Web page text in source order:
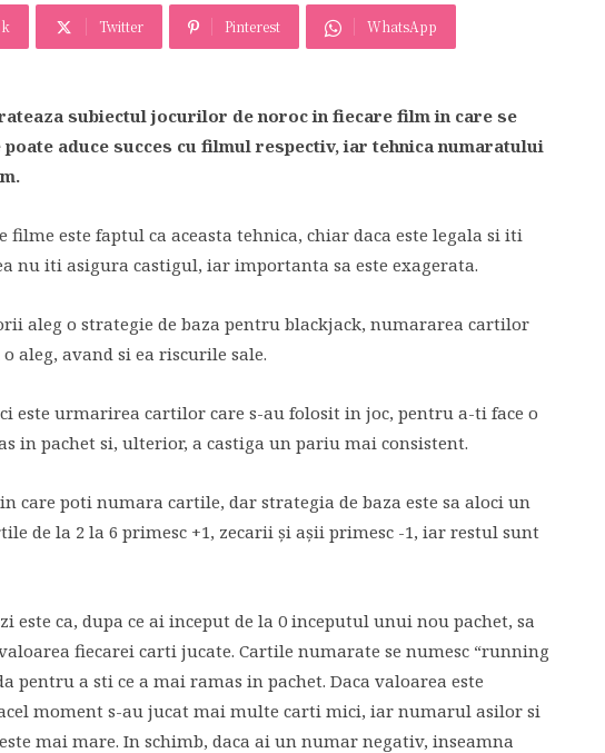
Twitter Pinterest WhatsApp
subiectul jocurilor de noroc in fiecare film in care se
aduce succes cu filmul respectiv, iar tehnica numaratului
filme este faptul ca aceasta tehnica, chiar daca este legala si iti
nu iti asigura castigul, iar importanta sa este exagerata.
aleg o strategie de baza pentru blackjack, numararea cartilor
aleg, avand si ea riscurile sale.
este urmarirea cartilor care s-au folosit in joc, pentru a-ti face o
in pachet si, ulterior, a castiga un pariu mai consistent.
care poti numara cartile, dar strategia de baza este sa aloci un
de la 2 la 6 primesc +1, zecarii și așii primesc -1, iar restul sunt
este ca, dupa ce ai inceput de la 0 inceputul unui nou pachet, sa
fiecarei carti jucate. Cartile numarate se numesc “running
pentru a sti ce a mai ramas in pachet. Daca valoarea este
moment s-au jucat mai multe carti mici, iar numarul asilor si
mai mare. In schimb, daca ai un numar negativ, inseamna